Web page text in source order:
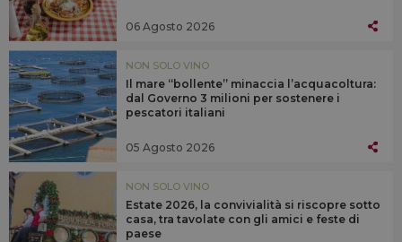
06 Agosto 2026
NON SOLO VINO
Il mare “bollente” minaccia l’acquacoltura:
dal Governo 3 milioni per sostenere i
pescatori italiani
05 Agosto 2026
NON SOLO VINO
Estate 2026, la convivialità si riscopre sotto
casa, tra tavolate con gli amici e feste di
paese